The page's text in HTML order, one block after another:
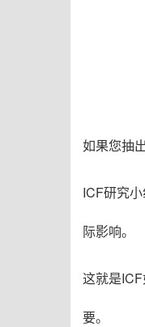
如果您抽
ICF研究
际影响。
这就是
要。